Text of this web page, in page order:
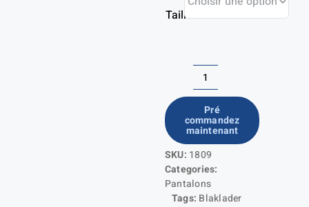
Taille
quantité
de
Pantalon
hardshell
Pré
commandez
maintenant
SKU: 1809
Categories:
Pantalons
Tags: Blaklader